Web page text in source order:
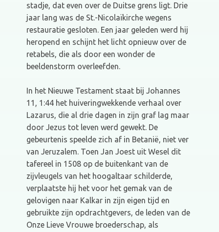
stadje, dat even over de Duitse grens ligt. Drie
jaar lang was de St.-Nicolaïkirche wegens
restauratie gesloten. Een jaar geleden werd hij
heropend en schijnt het licht opnieuw over de
retabels, die als door een wonder de
beeldenstorm overleefden.
In het Nieuwe Testament staat bij Johannes
11, 1:44 het huiveringwekkende verhaal over
Lazarus, die al drie dagen in zijn graf lag maar
door Jezus tot leven werd gewekt. De
gebeurtenis speelde zich af in Betanië, niet ver
van Jeruzalem. Toen Jan Joest uit Wesel dit
tafereel in 1508 op de buitenkant van de
zijvleugels van het hoogaltaar schilderde,
verplaatste hij het voor het gemak van de
gelovigen naar Kalkar in zijn eigen tijd en
gebruikte zijn opdrachtgevers, de leden van de
Onze Lieve Vrouwe broederschap, als